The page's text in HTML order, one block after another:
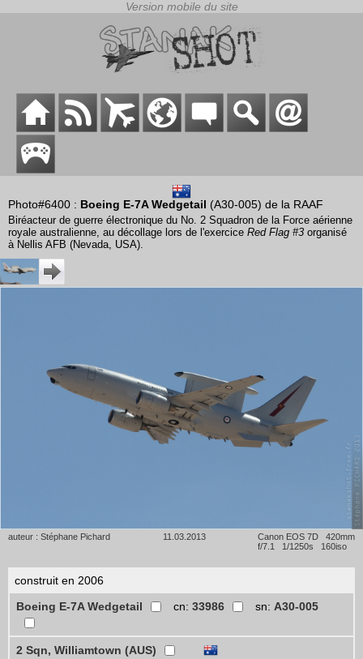
Photo#6400 : Boeing E-7A Wedgetail (A30-005) de la RAAF
Biréacteur de guerre électronique du No. 2 Squadron de la Force aérienne
royale australienne, au décollage lors de l'exercice Red Flag #3 organisé
à Nellis AFB (Nevada, USA).
auteur : Stéphane Pichard 11.03.2013
Canon EOS 7D 420mm
f/7.1 1/1250s 160iso
construit en 2006
Boeing E-7A Wedgetail
cn: 33986 sn: A30-005
2 Sqn, Williamtown (AUS)